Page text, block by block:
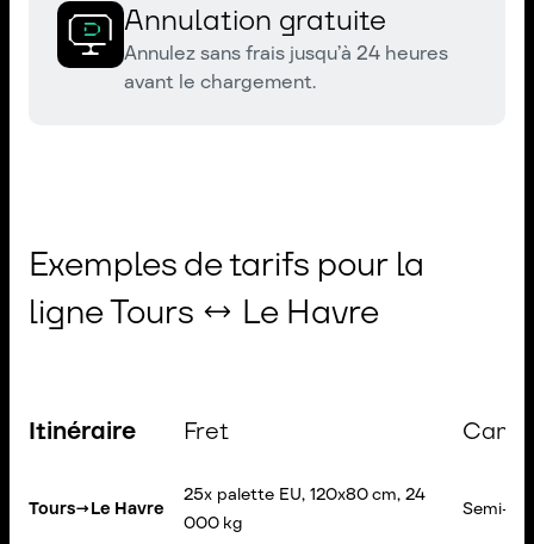
Annulation gratuite
Annulez sans frais jusqu’à 24 heures
avant le chargement.
Exemples de tarifs pour la
ligne Tours ↔ Le Havre
Itinéraire Fret
Tours→Le Havre
25x palette EU, 120x80 cm, 24
000 kg
Semi-